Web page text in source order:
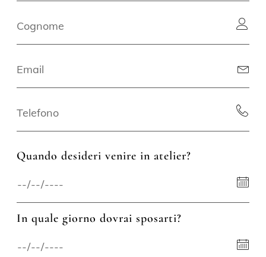
Quando desideri venire in atelier?
In quale giorno dovrai sposarti?